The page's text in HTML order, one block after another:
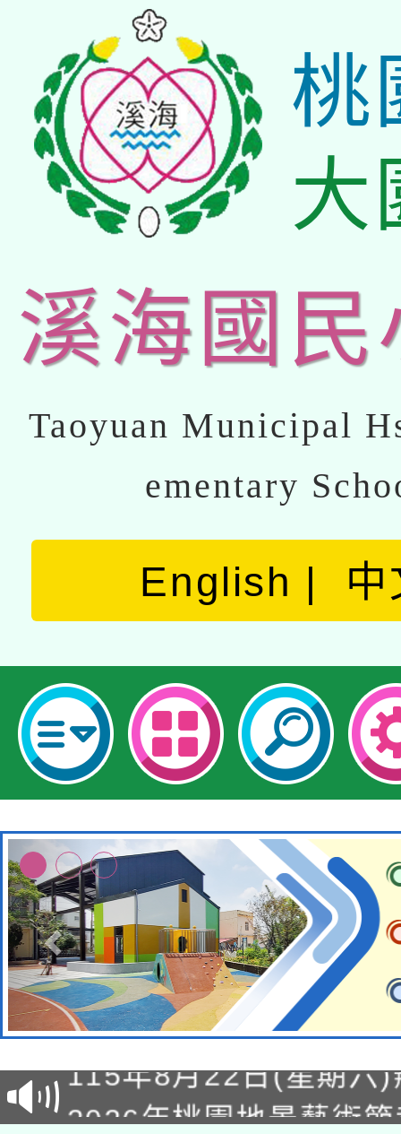
桃
大
溪海國民
Taoyuan Municipal
ementary
English 中
轉知經濟部水利署委託
業技術研究院辦理「
用水績優單位及節水達
桃園市孔廟祈福系列
2026年桃園地景藝術